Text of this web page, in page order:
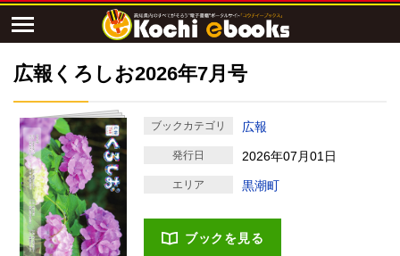
広報くろしお2026年7月号
ブックカテゴリ 広報
発行日 2026年07月01日
エリア 黒潮町
ブックを見る